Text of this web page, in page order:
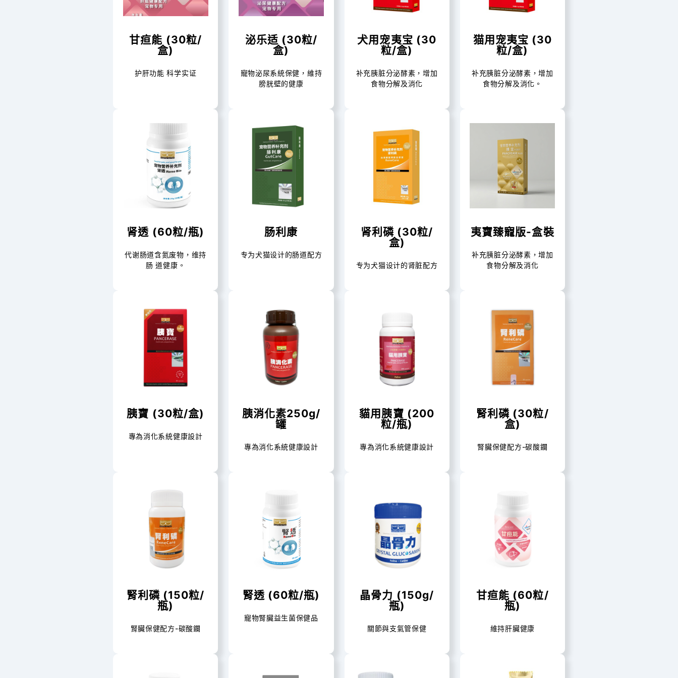
甘疸能 (30粒/
盒)
护肝功能 科学实证
泌乐适 (30粒/
盒)
寵物泌尿系統保健，維持
膀胱壁的健康
犬用宠夷宝 (30
粒/盒)
补充胰脏分泌酵素，增加
食物分解及消化
猫用宠夷宝 (30
粒/盒)
补充胰脏分泌酵素，增加
食物分解及消化。
肾透 (60粒/瓶)
代谢肠道含氮废物，维持
肠 道健康。
肠利康
专为犬猫设计的肠道配方
肾利磷 (30粒/
盒)
专为犬猫设计的肾脏配方
夷寶臻寵版-盒裝
补充胰脏分泌酵素，增加
食物分解及消化
胰寶 (30粒/盒)
專為消化系統健康設計
胰消化素250g/
罐
專為消化系統健康設計
貓用胰寶 (200
粒/瓶)
專為消化系統健康設計
腎利磷 (30粒/
盒)
腎臟保健配方-碳酸鑭
腎利磷 (150粒/
瓶)
腎臟保健配方-碳酸鑭
腎透 (60粒/瓶)
寵物腎臟益生菌保健品
晶骨力 (150g/
瓶)
關節與支氣管保健
甘疸能 (60粒/
瓶)
維持肝臟健康